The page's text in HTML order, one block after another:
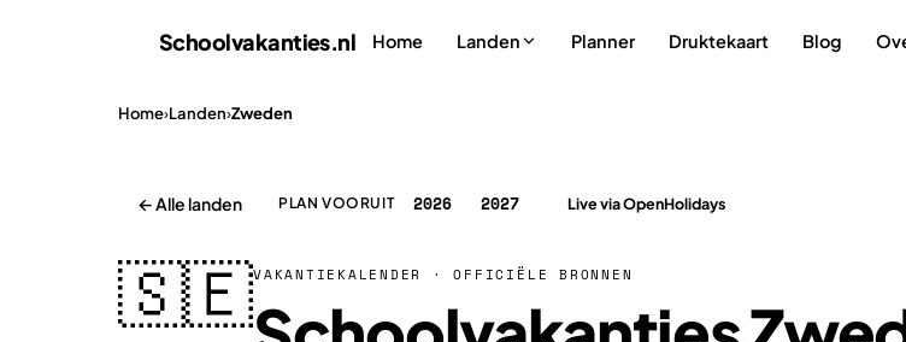
Schoolvakanties.nl Home Landen Planner Druktekaart Blog
Home›Landen›Zweden
← Alle landen PLAN VOORUIT 2026 2027 Live via OpenHolidays
🇸🇪VAKANTIEKALENDER · OFFICIËLE BRONNEN